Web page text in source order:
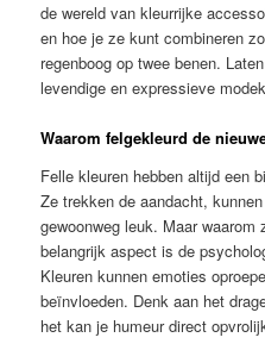
de wereld van kleurrijke
en hoe je ze kunt combineren
regenboog op twee benen.
levendige en expressieve
Waarom felgekleurd de
Felle kleuren hebben altijd een
Ze trekken de aandacht,
gewoonweg leuk. Maar waarom
belangrijk aspect is de
Kleuren kunnen emoties
beïnvloeden. Denk aan het
het kan je humeur direct